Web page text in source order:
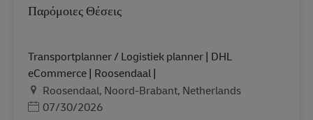
Παρόμοιες Θέσεις
Transportplanner / Logistiek planner | DHL
eCommerce | Roosendaal |
Τοποθεσία
Roosendaal, Noord-Brabant, Netherlands
Ημερομηνία Ανάρτησης
07/30/2026